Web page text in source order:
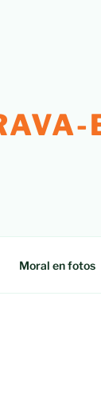
Moral en fotos